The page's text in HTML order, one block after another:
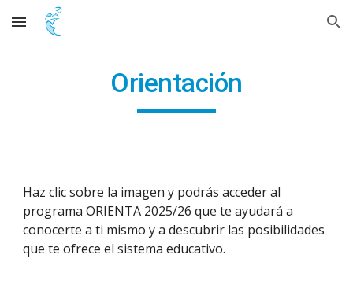
Skip to main content Skip to navigation
Orientación
Haz clic sobre la imagen y podrás acceder al
programa ORIENTA 2025/26 que te ayudará a
conocerte a ti mismo y a descubrir las posibilidades
que te ofrece el sistema educativo.